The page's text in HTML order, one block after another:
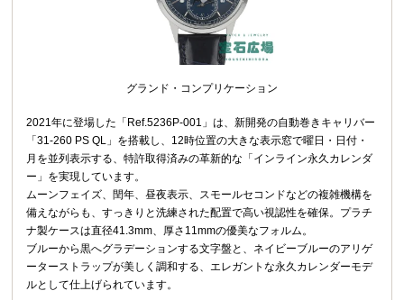
グランド・コンプリケーション
2021年に登場した「Ref.5236P‑001」は、新開発の自動巻きキャリバー
「31‑260 PS QL」を搭載し、12時位置の大きな表示窓で曜日・日付・
月を並列表示する、特許取得済みの革新的な「インライン永久カレンダ
ー」を実現しています。
ムーンフェイズ、閏年、昼夜表示、スモールセコンドなどの複雑機構を
備えながらも、すっきりと洗練された配置で高い視認性を確保。プラチ
ナ製ケースは直径41.3mm、厚さ11mmの優美なフォルム。
ブルーから黒へグラデーションする文字盤と、ネイビーブルーのアリゲ
ーターストラップが美しく調和する、エレガントな永久カレンダーモデ
ルとして仕上げられています。